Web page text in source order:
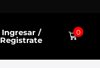
Ingresar /
Registrate
0